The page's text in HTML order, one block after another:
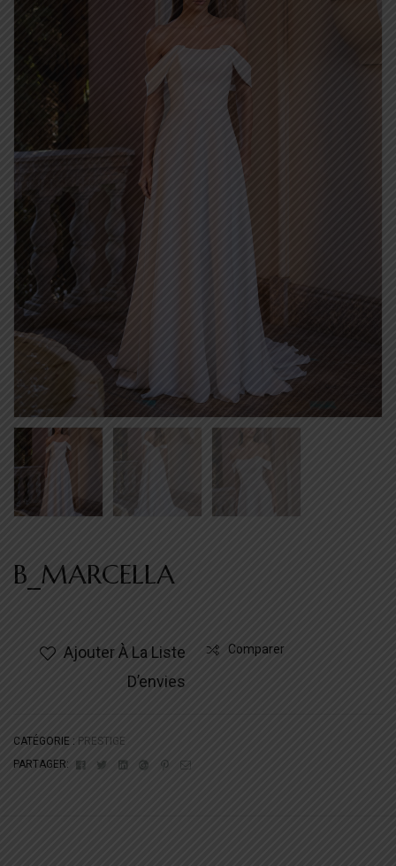
B_MARCELLA
Ajouter À La Liste
D’envies
Comparer
CATÉGORIE : PRESTIGE
PARTAGER:
FacebookTwitterLinkedinGoogle+Pinterest
Email